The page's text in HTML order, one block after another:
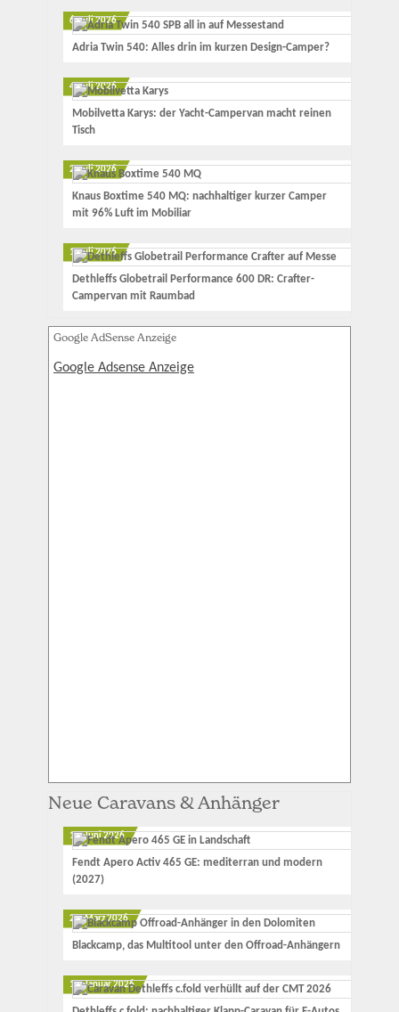
6. Juli 2026
Adria Twin 540: Alles drin im kurzen Design-Camper?
4. Juli 2026
Mobilvetta Karys: der Yacht-Campervan macht reinen
Tisch
2. Juli 2026
Knaus Boxtime 540 MQ: nachhaltiger kurzer Camper
mit 96% Luft im Mobiliar
1. Juli 2026
Dethleffs Globetrail Performance 600 DR: Crafter-
Campervan mit Raumbad
Google AdSense Anzeige
Google Adsense Anzeige
Neue Caravans & Anhänger
12. Juni 2026
Fendt Apero Activ 465 GE: mediterran und modern
(2027)
23. März 2026
Blackcamp, das Multitool unter den Offroad-Anhängern
17. Januar 2026